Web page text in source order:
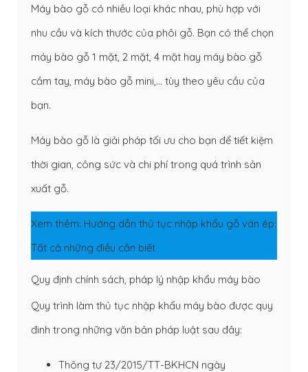
Máy bào gỗ có nhiều loại khác nhau, phù hợp với
nhu cầu và kích thước của phôi gỗ. Bạn có thể chọn
máy bào gỗ 1 mặt, 2 mặt, 4 mặt hay máy bào gỗ
cầm tay, máy bào gỗ mini,… tùy theo yêu cầu của
bạn.
Máy bào gỗ là giải pháp tối ưu cho bạn để tiết kiệm
thời gian, công sức và chi phí trong quá trình sản
xuất gỗ.
Xem thêm: Hướng dẫn thủ tục nhập khẩu gỗ ván ép:
Tất cả những điều cần biết
Quy định chính sách, pháp lý nhập khẩu máy bào
Quy trình làm thủ tục nhập khẩu máy bào được quy
đinh trong những văn bản pháp luật sau đây:
Thông tư 23/2015/TT-BKHCN ngày